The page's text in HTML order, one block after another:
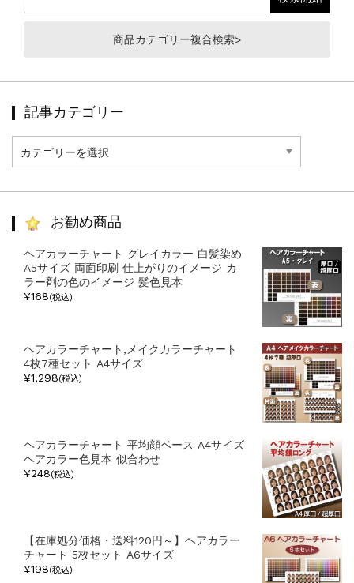
商品カテゴリー複合検索>
記事カテゴリー
事
カ
リ
お勧め商品
ヘアカラーチャート グレイカラー 白髪染め
A5サイズ 両面印刷 仕上がりのイメージ カ
ラー剤の色のイメージ 髪色見本
¥168(税込)
ヘアカラーチャート,メイクカラーチャート
4枚7種セット A4サイズ
¥1,298(税込)
ヘアカラーチャート 平均顔ベース A4サイズ
ヘアカラー色見本 似合わせ
¥248(税込)
【在庫処分価格・送料120円～】ヘアカラー
チャート 5枚セット A6サイズ
¥198(税込)